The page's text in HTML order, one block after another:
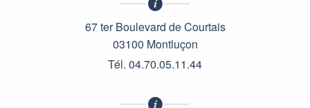
67 ter Boulevard de Courtais
03100 Montluçon
Tél. 04.70.05.11.44